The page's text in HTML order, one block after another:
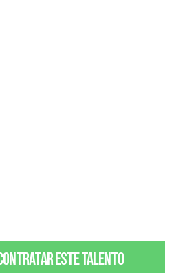
contratar este talento